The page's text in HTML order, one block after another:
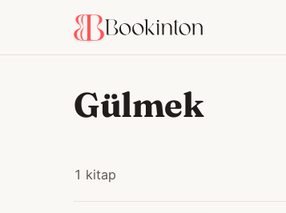
Gülmek
1 kitap